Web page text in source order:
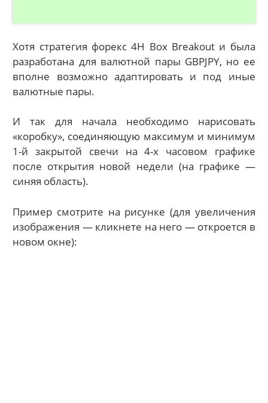
Хотя стратегия форекс 4H Box Breakout и была
разработана для валютной пары GBPJPY, но ее
вполне возможно адаптировать и под иные
валютные пары.
И так для начала необходимо нарисовать
«коробку», соединяющую максимум и минимум
1-й закрытой свечи на 4-х часовом графике
после открытия новой недели (на графике —
синяя область).
Пример смотрите на рисунке (для увеличения
изображения — кликнете на него — откроется в
новом окне):